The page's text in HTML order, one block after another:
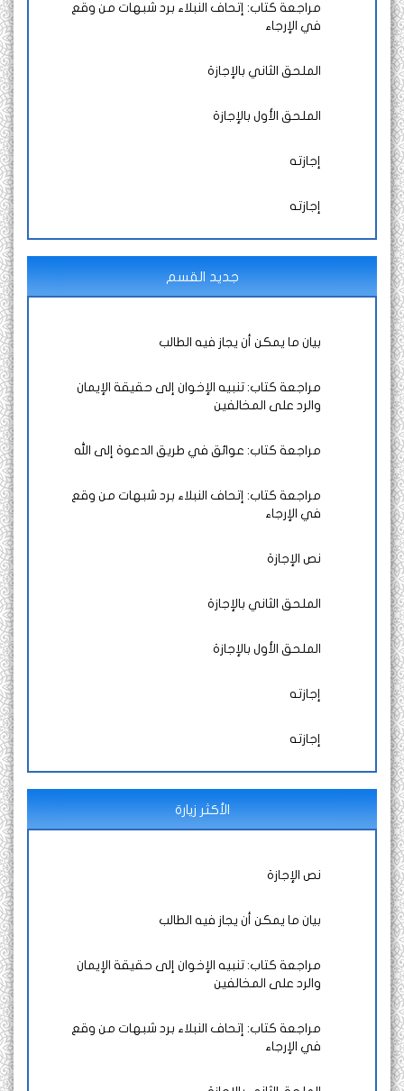
مراجعة كتاب: إتحاف النبلاء برد شبهات من وقع
في الإرجاء
الملحق الثاني بالإجازة
الملحق الأول بالإجازة
إجازته
إجازته
جديد القسم
بيان ما يمكن أن يجاز فيه الطالب
مراجعة كتاب: تنبيه الإخوان إلى حقيقة الإيمان
والرد على المخالفين
مراجعة كتاب: عوائق في طريق الدعوة إلى الله
مراجعة كتاب: إتحاف النبلاء برد شبهات من وقع
في الإرجاء
نص الإجازة
الملحق الثاني بالإجازة
الملحق الأول بالإجازة
إجازته
إجازته
الأكثر زيارة
نص الإجازة
بيان ما يمكن أن يجاز فيه الطالب
مراجعة كتاب: تنبيه الإخوان إلى حقيقة الإيمان
والرد على المخالفين
مراجعة كتاب: إتحاف النبلاء برد شبهات من وقع
في الإرجاء